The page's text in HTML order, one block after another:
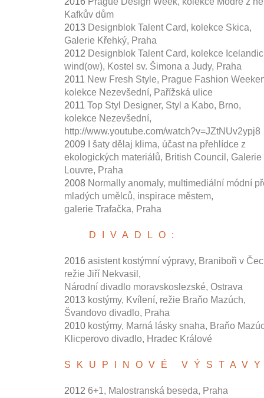
Kafkův dům
2013 Designblok Talent Card, kolekce Skica,
Galerie Křehký, Praha
2012 Designblok Talent Card, kolekce Icelandic
wind(ow), Kostel sv. Šimona a Judy, Praha
2011 New Fresh Style, Prague Fashion
kolekce Nezevšední, Pařížská ulice
2011 Top Styl Designer, Styl a Kabo, Brno,
kolekce Nezevšední,
http://www.youtube.com/watch?v=JZtNUv2ypj8
2009 I šaty dělaj klima, účast na přehlídce z
ekologických materiálů, British Council, Galerie
Louvre, Praha
2008 Normally anomaly, multimediální módní
mladých umělců, inspirace městem,
galerie Trafačka, Praha
DIVADLO:
2016 asistent kostýmní výpravy, Braniboři v
režie Jiří Nekvasil,
Národní divadlo moravskoslezské, Ostrava
2013 kostýmy, Kvílení, režie Braňo Mazúch,
Švandovo divadlo, Praha
2010 kostýmy, Marná lásky snaha, Braňo
Klicperovo divadlo, Hradec Králové
SKUPINOVÉ
2012 6+1, Malostranská beseda, Praha